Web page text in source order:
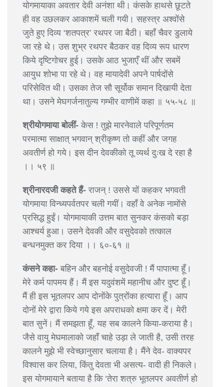
योगमायाका अवतार देवी अनंशा थी। कंसके हाथसे छूटते
ही वह उछलकर आकाशमें चली गयी। सहस्त्र अश्वोंसे
जुते हुए दिव्य ‘शतपत्र’ रथपर जा बैठी। बहाँ चैवर डुलाये
जा रहे थे। उस शुभ्र रथपर बैठकर वह दिव्य रूप धारण
किये दृष्टिगोचर हुई। उसके आठ भुजाएँ थीं और सबमें
आयुध शोभा पा रहे थे। वह मायादेवी अपने पार्षदोंसे
परिसेवित थी। उसका तेज सौ सूर्योक समान दिखायी देता
था। उसने मेघगर्जनातुल्य गम्भीर वाणीमें कहा ॥ ५५-५८ ॥
श्रीयोगमाया बोलीं- केस ! तुझे मारनेवाले परिपूर्णतम
परमात्मा साक्षात् भगवान् श्रीकृष्ण तो कहीं और जगह
अवतीर्ण हो गये। इस दीन देवकीको तू व्यर्थ दुःख दे रहा है
।। ५९ ॥
श्रीनारदजी कहते हैं- राजन् ! उससे यों कहकर भगवती
योगमाया विन्ध्यपर्वतपर चली गयीं। वहाँ वे अनेक नामोंसे
प्रसिद्ध हुईं। योगमायाकी उत्तम बात सुनकर कंसको बड़ा
आश्चर्य हुआ। उसने देवकी और वसुदेवको तत्काल
बन्धनमुक्त कर दिया ।। ६०-६१ ॥
कंसने कहा- बहिन और बहनोई वसुदेवजी ! मैं पापात्मा हूँ।
मेरे कर्म पापमय हैं। मैं इस यदुवंशमें महानीच और दुष्ट हूँ।
मैं ही इस भूतलपर आप दोनोंके पुत्रोंका हत्यारा हूँ। आप
दोनों मेरे द्वारा किये गये इस अपराधको क्षमा कर दें। मेरी
बात सुनें। मैं समझता हूँ, यह सब कालने किया-कराया है।
जैसे वायु मेघमालाको जहाँ चाहे उड़ा ले जाती है, उसी तरह
कालने मुझे भी स्वेच्छानुसार चलाया है। मैंने देव- वाक्यपर
विश्वास कर लिया, किंतु देवता भी असत्य- वादी ही निकले।
इस योगमायाने बताया है कि ‘तेरा शत्रु भूतलपर अवतीर्ण हो